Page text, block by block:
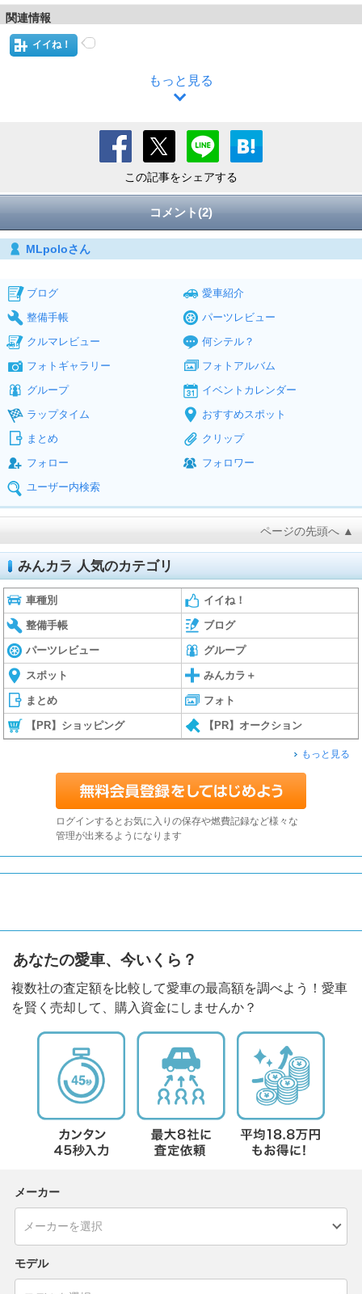
関連情報
イイね！
もっと見る
この記事をシェアする
コメント(2)
MLpoloさん
ブログ
愛車紹介
整備手帳
パーツレビュー
クルマレビュー
何シテル？
フォトギャラリー
フォトアルバム
グループ
イベントカレンダー
ラップタイム
おすすめスポット
まとめ
クリップ
フォロー
フォロワー
ユーザー内検索
ページの先頭へ ▲
みんカラ 人気のカテゴリ
車種別 イイね！
整備手帳 ブログ
パーツレビュー グループ
スポット みんカラ＋
まとめ フォト
【PR】ショッピング 【PR】オークション
もっと見る
ログインするとお気に入りの保存や燃費記録など様々な
管理が出来るようになります
あなたの愛車、今いくら？
複数社の査定額を比較して愛車の最高額を調べよう！愛車
を賢く売却して、購入資金にしませんか？
メーカー
モデル